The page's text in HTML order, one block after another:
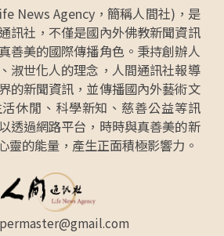
News Agency，簡稱人間社)，是
訊社，不僅是國內外佛教新聞資訊
善美的國際傳播角色。秉持創辦人
淑世化人的理念，人間通訊社報導
的新聞資訊，並傳播國內外藝術文
休閒、科學新知、慈善公益等訊
透過網路平台，時時與真善美的新
靈的能量，產生正面積極影響力。